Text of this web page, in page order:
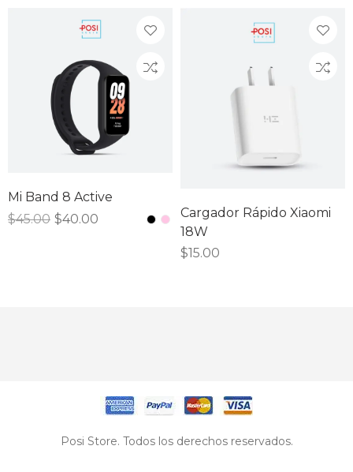
Mi Band 8 Active
$45.00 $40.00
Cargador Rápido Xiaomi
18W
$15.00
Posi Store. Todos los derechos reservados.